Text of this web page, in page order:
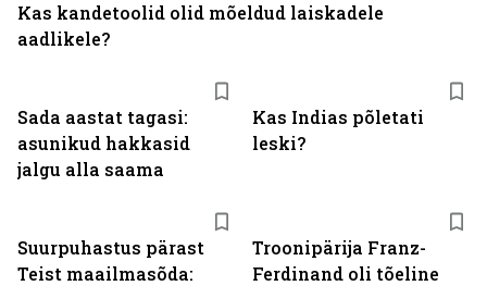
Sada aastat tagasi:
asunikud hakkasid
jalgu alla saama
Kas Indias põletati
leski?
Suurpuhastus pärast
Teist maailmasõda:
Troonipärija Franz-
Ferdinand oli tõeline
Kas kandetoolid olid mõeldud laiskadele
aadlikele?